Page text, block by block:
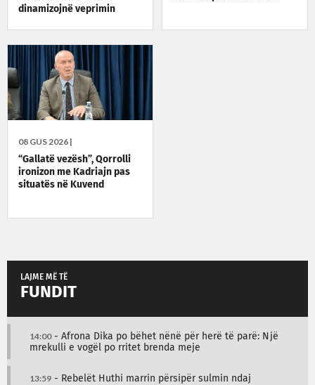
dinamizojnë veprimin
08 GUS 2026 |
“Gallatë vezësh”, Qorrolli
ironizon me Kadriajn pas
situatës në Kuvend
LAJME MË TË
FUNDIT
14:00- Afrona Dika po bëhet nënë për herë të parë: Një
mrekulli e vogël po rritet brenda meje
13:59 - Rebelët Huthi marrin përsipër sulmin ndaj